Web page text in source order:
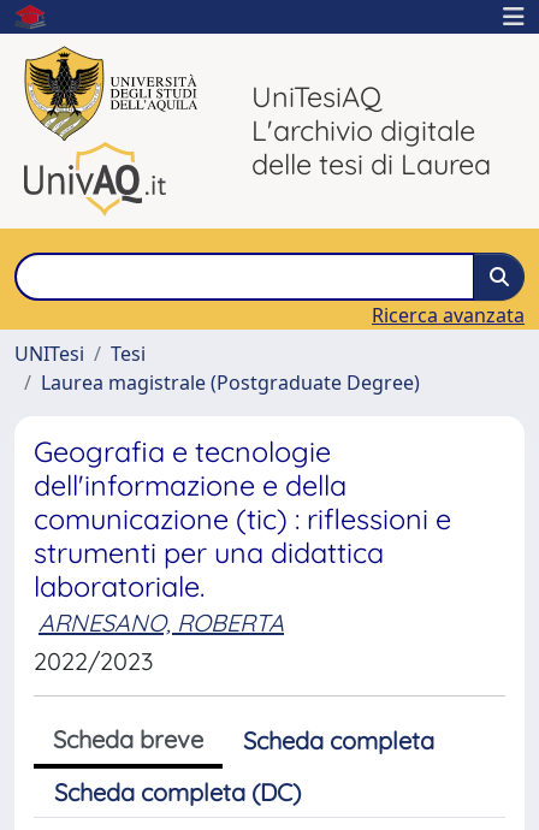
UniTesiAQ
L'archivio digitale
delle tesi di Laurea
Ricerca avanzata
UNITesi
Tesi
Laurea magistrale (Postgraduate Degree)
Geografia e tecnologie
dell'informazione e della
comunicazione (tic) : riflessioni e
strumenti per una didattica
laboratoriale.
ARNESANO, ROBERTA
2022/2023
Scheda breve
Scheda completa
Scheda completa (DC)